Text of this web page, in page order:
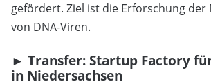
gefördert. Ziel ist die Erforschung der
von DNA-Viren.
► Transfer: Startup Factory
in Niedersachsen